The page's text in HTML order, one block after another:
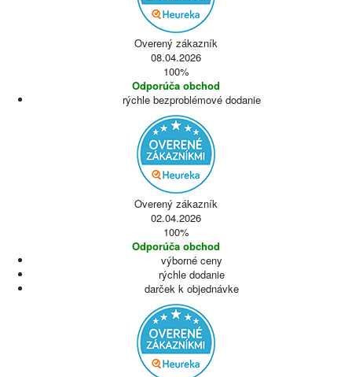
Overený zákazník
08.04.2026
100%
Odporúča obchod
rýchle bezproblémové dodanie
Overený zákazník
02.04.2026
100%
Odporúča obchod
výborné ceny
rýchle dodanie
darček k objednávke